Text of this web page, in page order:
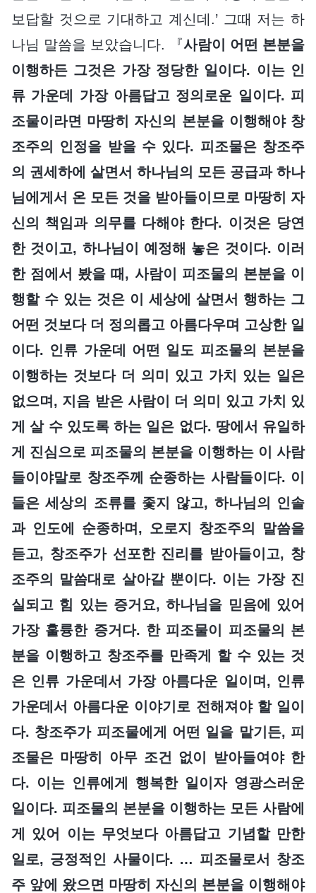
보답할 것으로 기대하고 계신데.’ 그때 저는 하
나님 말씀을 보았습니다. 『사람이 어떤 본분을
이행하든 그것은 가장 정당한 일이다. 이는 인
류 가운데 가장 아름답고 정의로운 일이다. 피
조물이라면 마땅히 자신의 본분을 이행해야 창
조주의 인정을 받을 수 있다. 피조물은 창조주
의 권세하에 살면서 하나님의 모든 공급과 하나
님에게서 온 모든 것을 받아들이므로 마땅히 자
신의 책임과 의무를 다해야 한다. 이것은 당연
한 것이고, 하나님이 예정해 놓은 것이다. 이러
한 점에서 봤을 때, 사람이 피조물의 본분을 이
행할 수 있는 것은 이 세상에 살면서 행하는 그
어떤 것보다 더 정의롭고 아름다우며 고상한 일
이다. 인류 가운데 어떤 일도 피조물의 본분을
이행하는 것보다 더 의미 있고 가치 있는 일은
없으며, 지음 받은 사람이 더 의미 있고 가치 있
게 살 수 있도록 하는 일은 없다. 땅에서 유일하
게 진심으로 피조물의 본분을 이행하는 이 사람
들이야말로 창조주께 순종하는 사람들이다. 이
들은 세상의 조류를 좇지 않고, 하나님의 인솔
과 인도에 순종하며, 오로지 창조주의 말씀을
듣고, 창조주가 선포한 진리를 받아들이고, 창
조주의 말씀대로 살아갈 뿐이다. 이는 가장 진
실되고 힘 있는 증거요, 하나님을 믿음에 있어
가장 훌륭한 증거다. 한 피조물이 피조물의 본
분을 이행하고 창조주를 만족게 할 수 있는 것
은 인류 가운데서 가장 아름다운 일이며, 인류
가운데서 아름다운 이야기로 전해져야 할 일이
다. 창조주가 피조물에게 어떤 일을 맡기든, 피
조물은 마땅히 아무 조건 없이 받아들여야 한
다. 이는 인류에게 행복한 일이자 영광스러운
일이다. 피조물의 본분을 이행하는 모든 사람에
게 있어 이는 무엇보다 아름답고 기념할 만한
일로, 긍정적인 사물이다. … 피조물로서 창조
주 앞에 왔으면 마땅히 자신의 본분을 이행해야